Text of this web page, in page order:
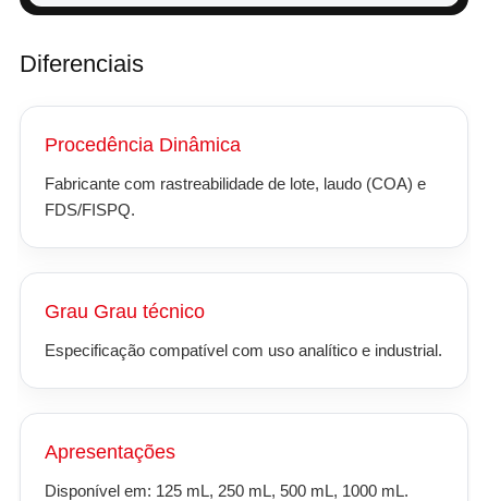
Diferenciais
Procedência Dinâmica
Fabricante com rastreabilidade de lote, laudo (COA) e
FDS/FISPQ.
Grau Grau técnico
Especificação compatível com uso analítico e industrial.
Apresentações
Disponível em: 125 mL, 250 mL, 500 mL, 1000 mL.